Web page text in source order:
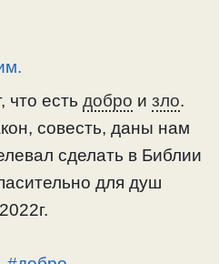
что есть добро и зло.
совесть, даны нам
сделать в Библии
для душ